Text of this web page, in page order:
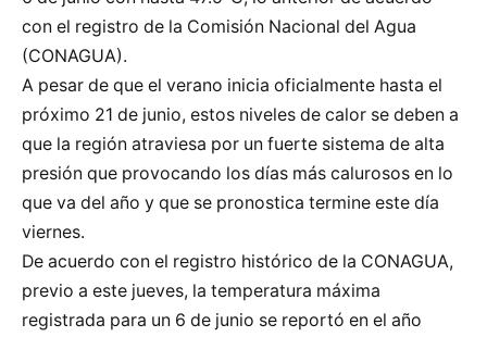
con el registro de la Comisión Nacional del Agua
(CONAGUA).
A pesar de que el verano inicia oficialmente hasta el
próximo 21 de junio, estos niveles de calor se deben a
que la región atraviesa por un fuerte sistema de alta
presión que provocando los días más calurosos en lo
que va del año y que se pronostica termine este día
viernes.
De acuerdo con el registro histórico de la CONAGUA,
previo a este jueves, la temperatura máxima
registrada para un 6 de junio se reportó en el año